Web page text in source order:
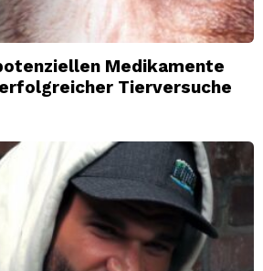
Medikamente
Tierversuche